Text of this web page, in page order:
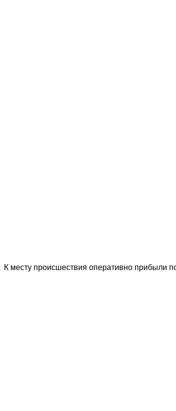
К месту происшествия оперативно прибыли